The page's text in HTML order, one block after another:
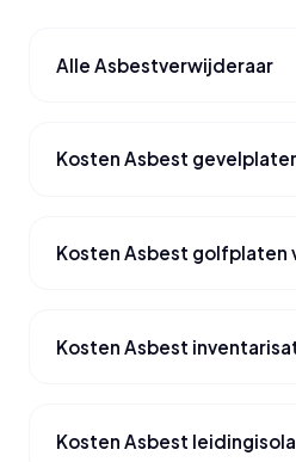
Alle Asbestverwijderaar
Kosten Asbest
Kosten Asbest golfplaten
Kosten Asbest
Kosten Asbest